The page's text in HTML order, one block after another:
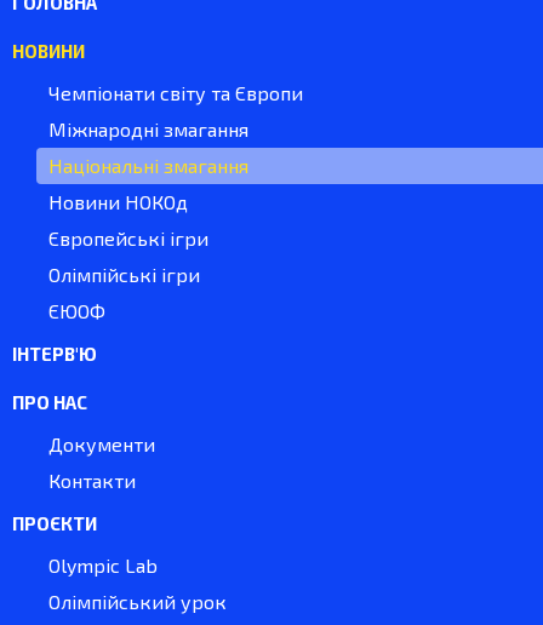
НОВИНИ
Чемпіонати світу та Європи
Міжнародні змагання
Національні змагання
Новини НОКОд
Європейські ігри
Олімпійські ігри
ЄЮОФ
ІНТЕРВ'Ю
ПРО НАС
Документи
Контакти
ПРОЄКТИ
Olympic Lab
Олімпійський урок